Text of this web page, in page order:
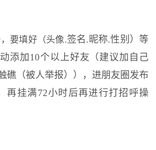
要填好（头像.签名.昵称.性别）等
添加10个以上好友（建议加自己
礁（被人举报）），进朋友圈发布
再挂满72小时后再进行打招呼操